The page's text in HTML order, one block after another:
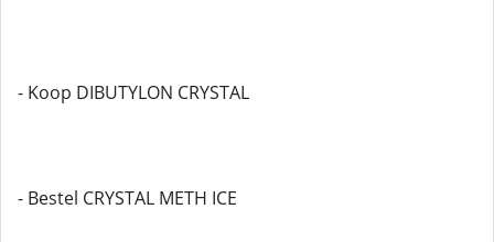
- Koop DIBUTYLON CRYSTAL
- Bestel CRYSTAL METH ICE